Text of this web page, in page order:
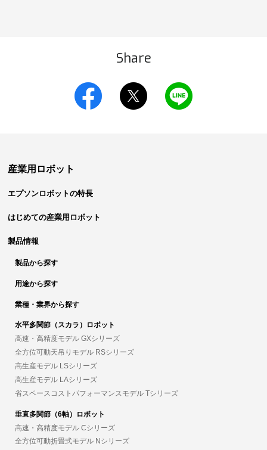
Share
産業用ロボット
エプソンロボットの特長
はじめての産業用ロボット
製品情報
製品から探す
用途から探す
業種・業界から探す
水平多関節（スカラ）ロボット
高速・高精度モデル GXシリーズ
全方位可動天吊りモデル RSシリーズ
高生産モデル LSシリーズ
高生産モデル LAシリーズ
省スペースコストパフォーマンスモデル Tシリーズ
垂直多関節（6軸）ロボット
高速・高精度モデル Cシリーズ
全方位可動折畳式モデル Nシリーズ